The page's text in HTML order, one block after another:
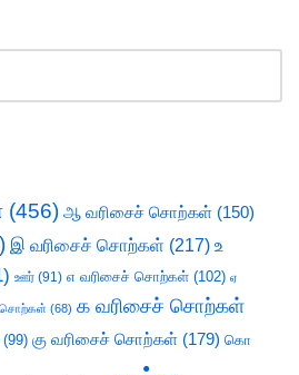
(456) ஆ வரிசைச் சொற்கள் (150)
இ வரிசைச் சொற்கள் (217) உ
ஊர் (91) எ வரிசைச் சொற்கள் (102) ஏ
சொற்கள் (68) க வரிசைச் சொற்கள்
(99) கு வரிசைச் சொற்கள் (179) கொ